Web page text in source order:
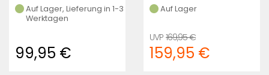
Auf Lager, Lieferung in 1-3
Werktagen
99,95 €
Auf Lager
169,95 €
159,95 €